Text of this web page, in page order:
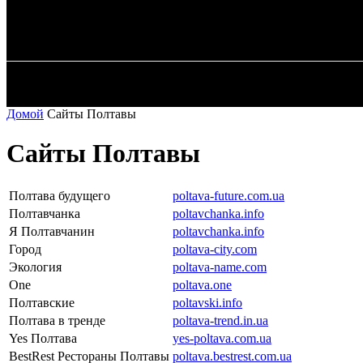
Домой Сайты Полтавы
Сайты Полтавы
Полтава будущего
poltava-future.com.ua
Полтавчанка
poltavchanka.info
Я Полтавчанин
poltavchanka.info
Город
poltava-city.com
Экология
poltava-name.com
One
poltava.one
Полтавские
poltavski.info
Полтава в тренде
poltava-trend.in.ua
Yes Полтава
yes-poltava.com.ua
BestRest Рестораны Полтавы poltava.bestrest.com.ua